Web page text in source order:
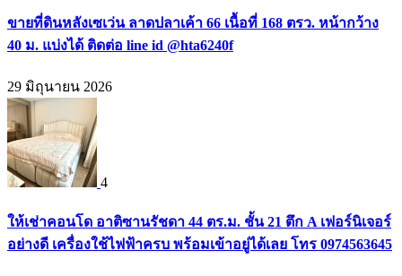
ขายที่ดินหลังเซเว่น ลาดปลาเค้า 66 เนื้อที่ 168 ตรว. หน้ากว้าง
40 ม. แบ่งได้ ติดต่อ line id @hta6240f
29 มิถุนายน 2026
4
ให้เช่าคอนโด อาติซานรัชดา 44 ตร.ม. ชั้น 21 ตึก A เฟอร์นิเจอร์
อย่างดี เครื่องใช้ไฟฟ้าครบ พร้อมเข้าอยู่ได้เลย โทร 0974563645